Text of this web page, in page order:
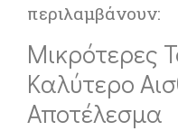
περιλαμβάνουν:
Μικρότερες
Καλύτερο
Αποτέλεσμα